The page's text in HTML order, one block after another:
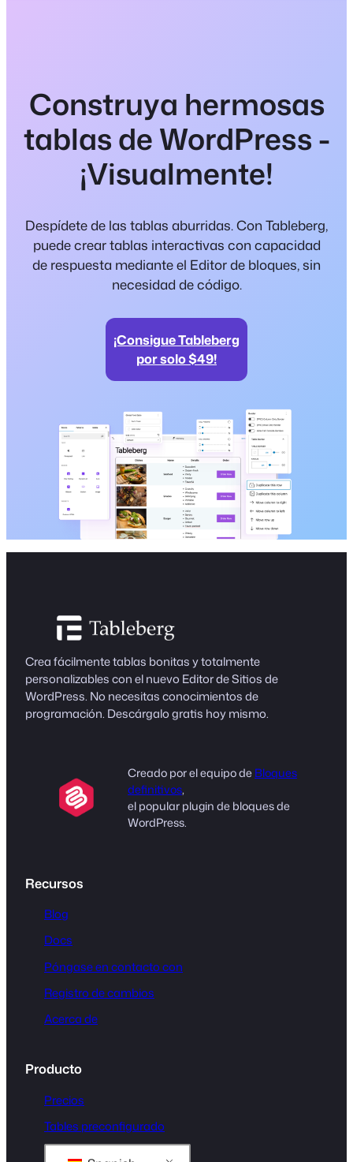
Construya hermosas
tablas de WordPress -
¡Visualmente!
Despídete de las tablas aburridas. Con Tableberg,
puede crear tablas interactivas con capacidad
de respuesta mediante el Editor de bloques, sin
necesidad de código.
¡Consigue Tableberg
por solo $49!
Crea fácilmente tablas bonitas y totalmente
personalizables con el nuevo Editor de Sitios de
WordPress. No necesitas conocimientos de
programación. Descárgalo gratis hoy mismo.
Creado por el equipo deBloques
definitivos,
el popular plugin de bloques de
WordPress.
Recursos
Blog
Docs
Póngase en contacto con
Registro de cambios
Acerca de
Producto
Precios
Tables preconfigurado